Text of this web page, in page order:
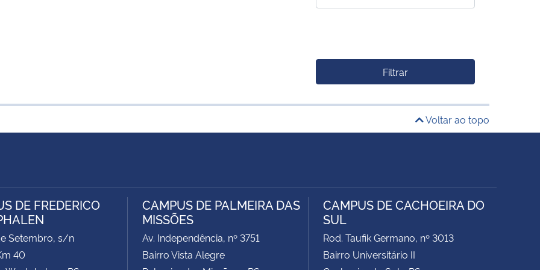
Filtrar
Voltar ao topo
DE FREDERICO
Setembro, s/n
40
CAMPUS DE PALMEIRA DAS
MISSÕES
Av. Independência, nº 3751
Bairro Vista Alegre
CAMPUS DE CACHOEIRA DO
SUL
Rod. Taufik Germano, nº 3013
Bairro Universitário II